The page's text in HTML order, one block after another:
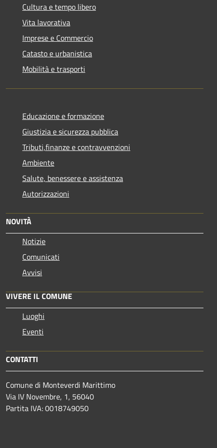
Cultura e tempo libero
Vita lavorativa
Imprese e Commercio
Catasto e urbanistica
Mobilità e trasporti
Educazione e formazione
Giustizia e sicurezza pubblica
Tributi,finanze e contravvenzioni
Ambiente
Salute, benessere e assistenza
Autorizzazioni
NOVITÀ
Notizie
Comunicati
Avvisi
VIVERE IL COMUNE
Luoghi
Eventi
CONTATTI
Comune di Monteverdi Marittimo
Via IV Novembre, 1, 56040
Partita IVA: 0018749050